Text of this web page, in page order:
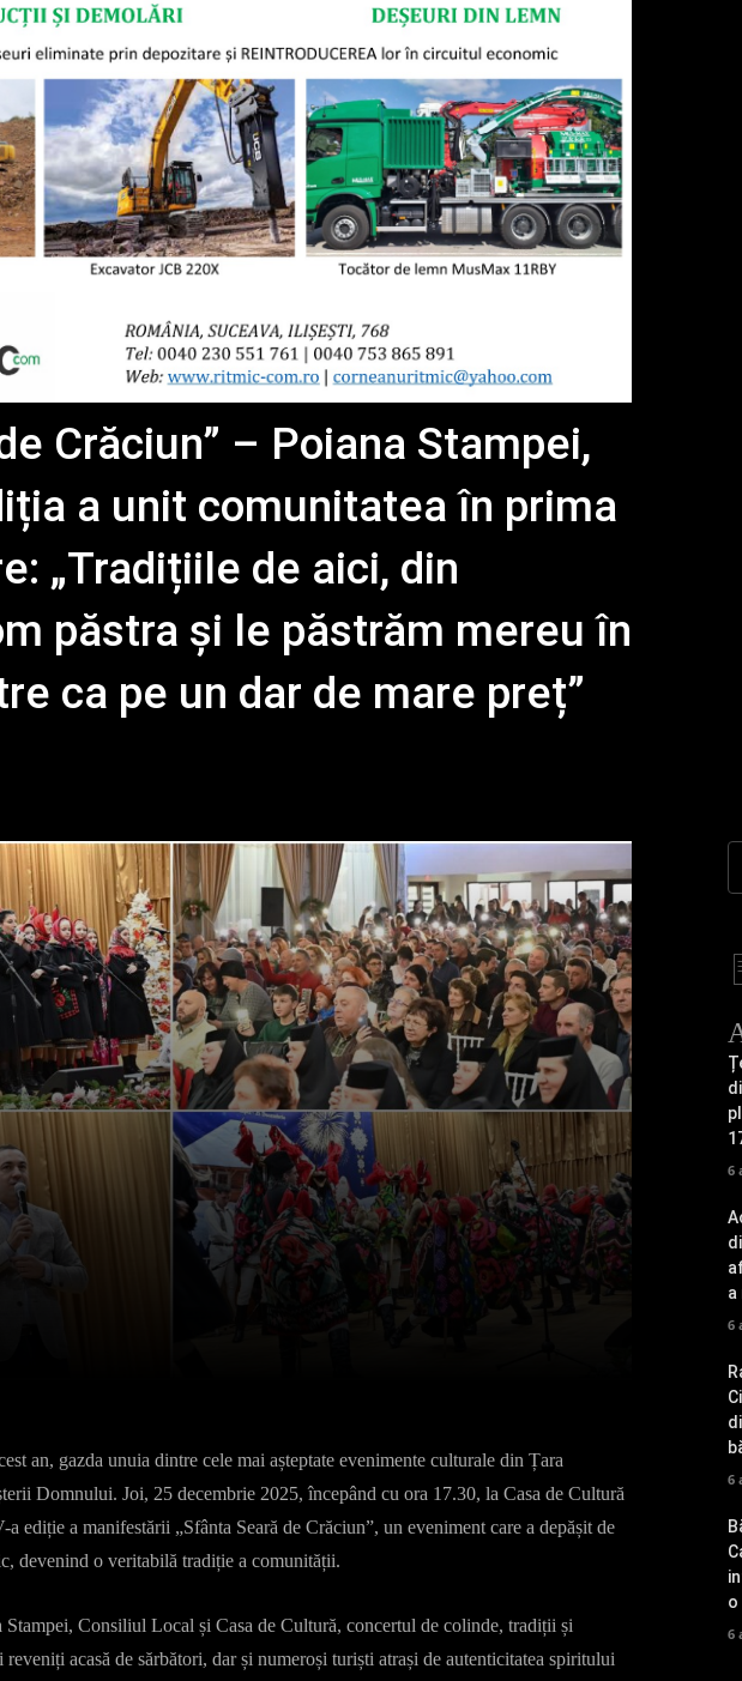
Crăciun” – Poiana Stampei,
a unit comunitatea în prima
„Tradițiile de aici, din
păstra și le păstrăm mereu în
ca pe un dar de mare preț”
an, gazda unuia dintre cele mai așteptate evenimente culturale din Țara
Domnului. Joi, 25 decembrie 2025, începând cu ora 17.30, la Casa de Cultură
ediție a manifestării „Sfânta Seară de Crăciun”, un eveniment care a depășit de
devenind o veritabilă tradiție a comunității.
Consiliul Local și Casa de Cultură, concertul de colinde, tradiții și
acasă de sărbători, dar și numeroși turiști atrași de autenticitatea spiritului
6
a
6
6
o
6